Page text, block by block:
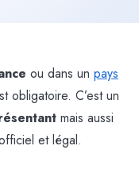
ou dans un pays
obligatoire. C’est un
mais aussi
et légal.